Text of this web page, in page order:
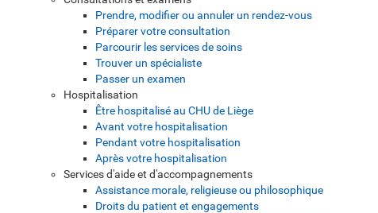
Prendre, modifier ou annuler un rendez-vous
Préparer votre consultation
Parcourir les services de soins
Trouver un spécialiste
Passer un examen
Hospitalisation
Être hospitalisé au CHU de Liège
Avant votre hospitalisation
Pendant votre hospitalisation
Après votre hospitalisation
Services d'aide et d'accompagnements
Assistance morale, religieuse ou philosophique
Droits du patient et engagements